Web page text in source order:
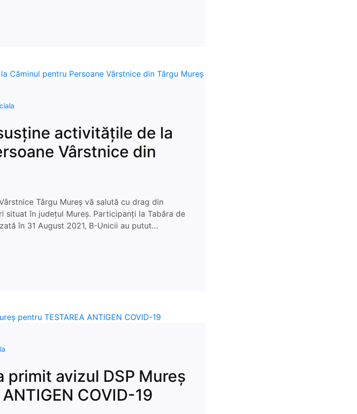
activitățile de la
Vârstnice din
Târgu Mureș vă salută cu drag din
situat în județul Mureș. Participanți la Tabăra de
în 31 August 2021, B-Unicii au putut…
primit avizul DSP Mureș
COVID-19